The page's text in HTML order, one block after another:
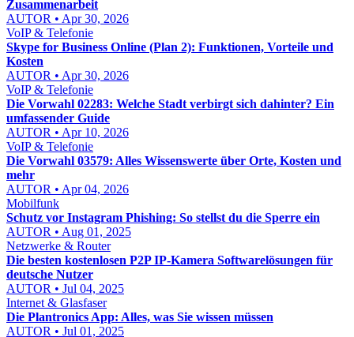
Zusammenarbeit
AUTOR • Apr 30, 2026
VoIP & Telefonie
Skype for Business Online (Plan 2): Funktionen, Vorteile und
Kosten
AUTOR • Apr 30, 2026
VoIP & Telefonie
Die Vorwahl 02283: Welche Stadt verbirgt sich dahinter? Ein
umfassender Guide
AUTOR • Apr 10, 2026
VoIP & Telefonie
Die Vorwahl 03579: Alles Wissenswerte über Orte, Kosten und
mehr
AUTOR • Apr 04, 2026
Mobilfunk
Schutz vor Instagram Phishing: So stellst du die Sperre ein
AUTOR • Aug 01, 2025
Netzwerke & Router
Die besten kostenlosen P2P IP-Kamera Softwarelösungen für
deutsche Nutzer
AUTOR • Jul 04, 2025
Internet & Glasfaser
Die Plantronics App: Alles, was Sie wissen müssen
AUTOR • Jul 01, 2025